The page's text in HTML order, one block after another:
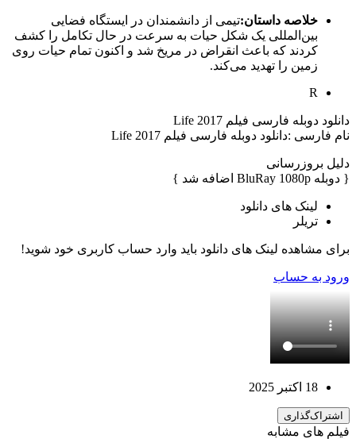
خلاصه داستان:تیمی از دانشمندان در ایستگاه فضایی
بین‌المللی یک شکل حیات به سرعت در حال تکامل را کشف
کردند که باعث انقراض در مریخ شد و اکنون تمام حیات روی
زمین را تهدید می‌کند.
R
دانلود دوبله فارسی فیلم Life 2017
نام فارسی :دانلود دوبله فارسی فیلم Life 2017
دلیل بروزرسانی
{ دوبله BluRay 1080p اضافه شد }
لینک های دانلود
تریلر
برای مشاهده لینک های دانلود باید وارد حساب کاربری خود شوید!
ورود به حساب
18 اکتبر 2025
اشتراک‌گذاری
فیلم های مشابه